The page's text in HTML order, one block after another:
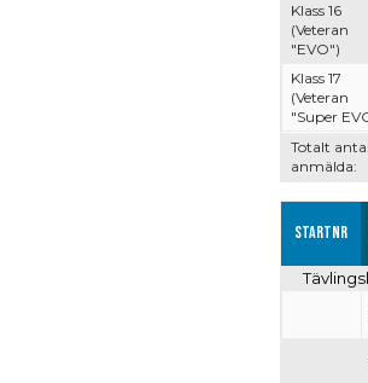
Totalt antal
anmälda:
Klass 16
(Veteran
"EVO")
Klass 17
(Veteran
"Super
Startnr